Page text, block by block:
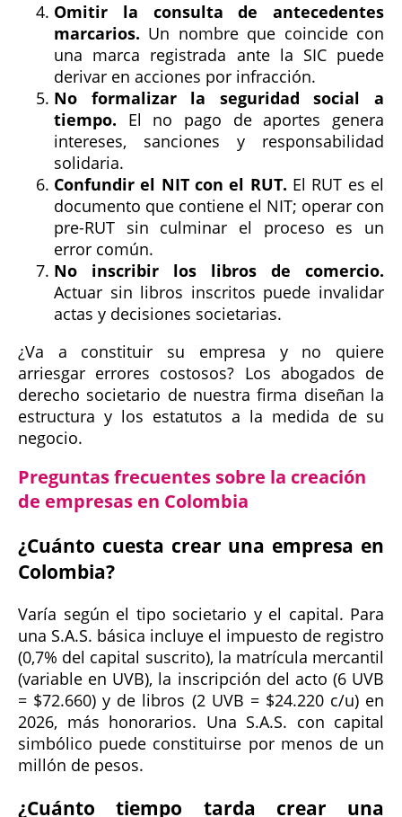
Omitir la consulta de antecedentes
marcarios. Un nombre que coincide con
una marca registrada ante la SIC puede
derivar en acciones por infracción.
No formalizar la seguridad social a
tiempo. El no pago de aportes genera
intereses, sanciones y responsabilidad
solidaria.
Confundir el NIT con el RUT. El RUT es el
documento que contiene el NIT; operar con
pre-RUT sin culminar el proceso es un
error común.
No inscribir los libros de comercio.
Actuar sin libros inscritos puede invalidar
actas y decisiones societarias.
¿Va a constituir su empresa y no quiere
arriesgar errores costosos? Los abogados de
derecho societario de nuestra firma diseñan la
estructura y los estatutos a la medida de su
negocio.
Preguntas frecuentes sobre la creación
de empresas en Colombia
¿Cuánto cuesta crear una empresa en
Colombia?
Varía según el tipo societario y el capital. Para
una S.A.S. básica incluye el impuesto de registro
(0,7% del capital suscrito), la matrícula mercantil
(variable en UVB), la inscripción del acto (6 UVB
= $72.660) y de libros (2 UVB = $24.220 c/u) en
2026, más honorarios. Una S.A.S. con capital
simbólico puede constituirse por menos de un
millón de pesos.
¿Cuánto tiempo tarda crear una